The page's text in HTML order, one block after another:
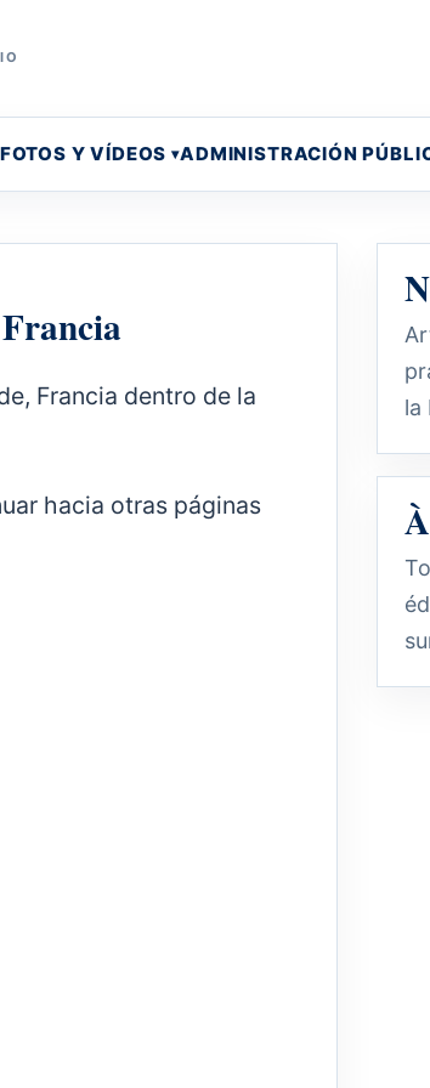
FOTOS Y VÍDEOS ADMINISTRACIÓN
Francia dentro de la
hacia otras páginas
la